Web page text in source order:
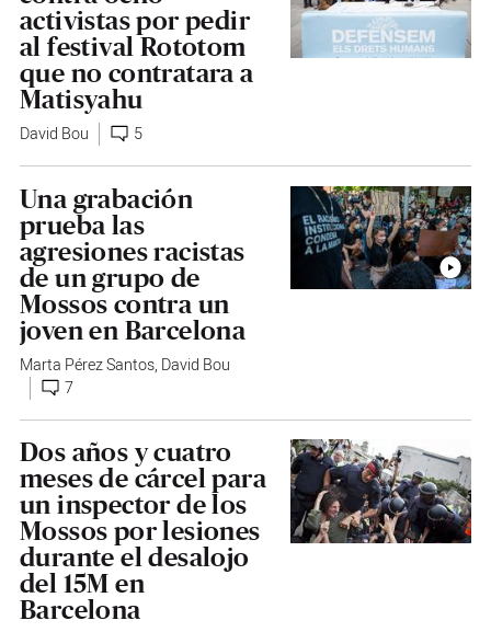
activistas por pedir
al festival Rototom
que no contratara a
Matisyahu
David Bou 5
Una grabación
prueba las
agresiones racistas
de un grupo de
Mossos contra un
joven en Barcelona
Marta Pérez Santos, David Bou
7
Dos años y cuatro
meses de cárcel para
un inspector de los
Mossos por lesiones
durante el desalojo
del 15M en
Barcelona